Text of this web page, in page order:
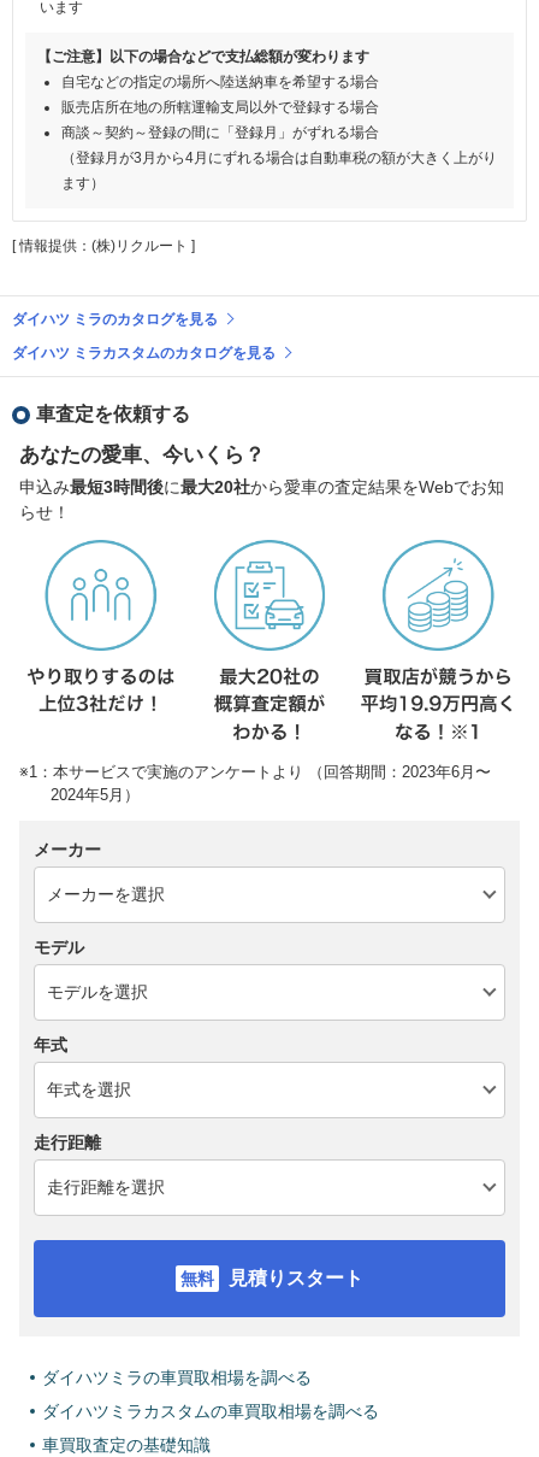
います
【ご注意】以下の場合などで支払総額が変わります
自宅などの指定の場所へ陸送納車を希望する場合
販売店所在地の所轄運輸支局以外で登録する場合
商談～契約～登録の間に「登録月」がずれる場合
（登録月が3月から4月にずれる場合は自動車税の額が大きく上がり
ます）
[ 情報提供：(株)リクルート ]
ダイハツ ミラのカタログを見る
ダイハツ ミラカスタムのカタログを見る
車査定を依頼する
あなたの愛車、今いくら？
申込み最短3時間後に最大20社から愛車の査定結果をWebでお知
らせ！
※1：本サービスで実施のアンケートより （回答期間：2023年6月〜
2024年5月）
メーカー
モデル
年式
走行距離
見積りスタート
ダイハツミラの車買取相場を調べる
ダイハツミラカスタムの車買取相場を調べる
車買取査定の基礎知識